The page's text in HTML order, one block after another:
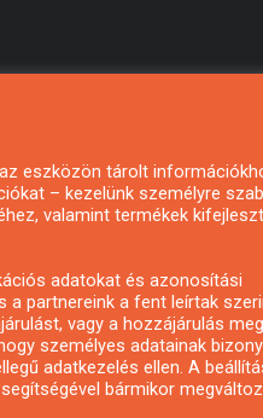
vagy hírlevél
eszközön tárolt
– kezelünk személyre
valamint termékek
adatokat és azonosítási
a partnereink a fent leírtak
vagy a hozzájárulás
személyes adatainak
adatkezelés ellen. A
bármikor